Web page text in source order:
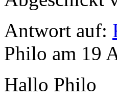
Antwort auf:
Philo am 19
Hallo Philo